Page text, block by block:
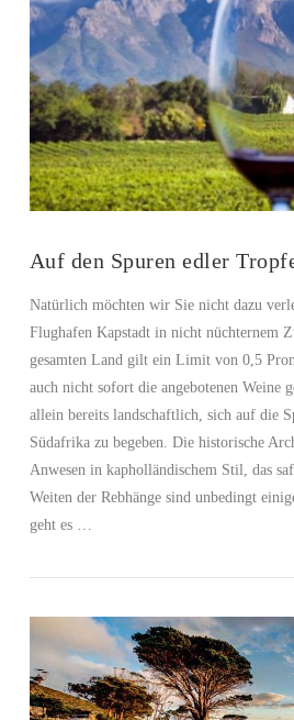
VIEW POST
Auf den Spuren edler
Natürlich möchten wir Sie nicht dazu
Flughafen Kapstadt in nicht nüchternem
gesamten Land gilt ein Limit von 0,5
auch nicht sofort die angebotenen Weine
allein bereits landschaftlich, sich auf die
Südafrika zu begeben. Die historische
Anwesen in kapholländischem Stil, das
Weiten der Rebhänge sind unbedingt
geht es …